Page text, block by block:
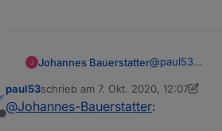
Johannes Bauerstatter@paul53
Dafür habe
const EG = [
Offline
paul53schrieb am 7. Okt. 2020, 12:07
zuletzt editiert von paul5310. Juli
@Johannes-Bauerstatter: